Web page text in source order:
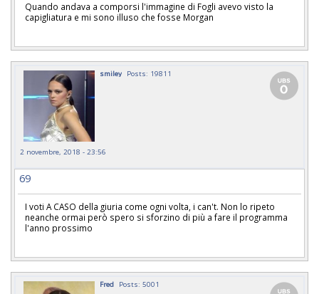
Quando andava a comporsi l'immagine di Fogli avevo visto la
capigliatura e mi sono illuso che fosse Morgan
smiley Posts: 19811
2 novembre, 2018 - 23:56
69
I voti A CASO della giuria come ogni volta, i can't. Non lo ripeto
neanche ormai però spero si sforzino di più a fare il programma
l'anno prossimo
Fred Posts: 5001